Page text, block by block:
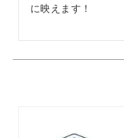
に映えます！